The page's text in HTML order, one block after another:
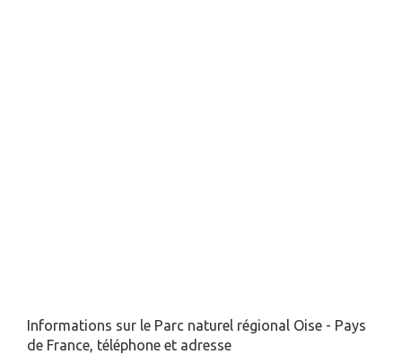
Informations sur le Parc naturel régional Oise - Pays
de France, téléphone et adresse